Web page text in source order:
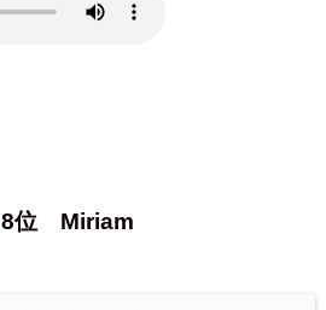
8位 Miriam